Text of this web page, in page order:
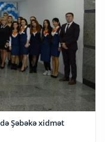
Şəbəkə xidmət